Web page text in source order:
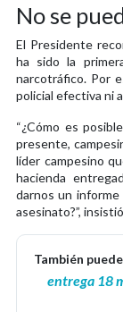
No se
El Presidente
ha sido la
narcotráfico. Por
policial efectiva ni
“¿Cómo es
presente,
líder campesino
hacienda
darnos un informe
asesinato?”,
También
entrega 18